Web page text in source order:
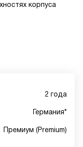
корпуса
2 года
Германия*
Премиум (Premium)